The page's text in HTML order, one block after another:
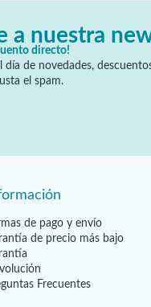
a nuestra
directo!
día de novedades,
el spam.
de pago y envío
de precio más bajo
Frecuentes